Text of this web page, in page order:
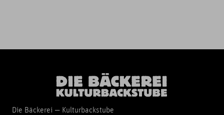
Die Bäckerei — Kulturbackstube